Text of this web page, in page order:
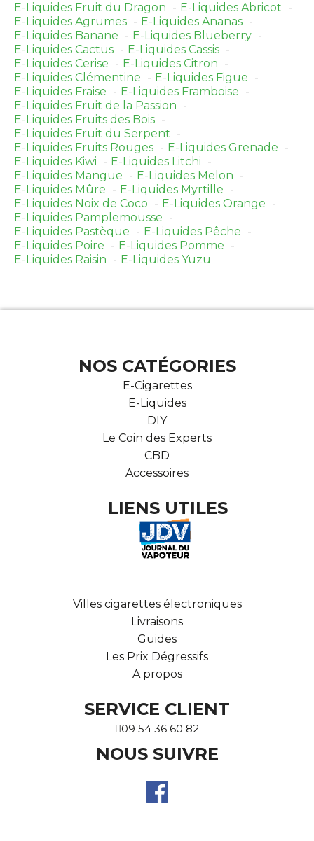
E-Liquides Fruit du Dragon
E-Liquides Abricot
E-Liquides Agrumes
E-Liquides Ananas
E-Liquides Banane
E-Liquides Blueberry
E-Liquides Cactus
E-Liquides Cassis
E-Liquides Cerise
E-Liquides Citron
E-Liquides Clémentine
E-Liquides Figue
E-Liquides Fraise
E-Liquides Framboise
E-Liquides Fruit de la Passion
E-Liquides Fruits des Bois
E-Liquides Fruit du Serpent
E-Liquides Fruits Rouges
E-Liquides Grenade
E-Liquides Kiwi
E-Liquides Litchi
E-Liquides Mangue
E-Liquides Melon
E-Liquides Mûre
E-Liquides Myrtille
E-Liquides Noix de Coco
E-Liquides Orange
E-Liquides Pamplemousse
E-Liquides Pastèque
E-Liquides Pêche
E-Liquides Poire
E-Liquides Pomme
E-Liquides Raisin
E-Liquides Yuzu
NOS CATÉGORIES
E-Cigarettes
E-Liquides
DIY
Le Coin des Experts
CBD
Accessoires
LIENS UTILES
Villes cigarettes électroniques
Livraisons
Guides
Les Prix Dégressifs
A propos
SERVICE CLIENT
09 54 36 60 82
NOUS SUIVRE